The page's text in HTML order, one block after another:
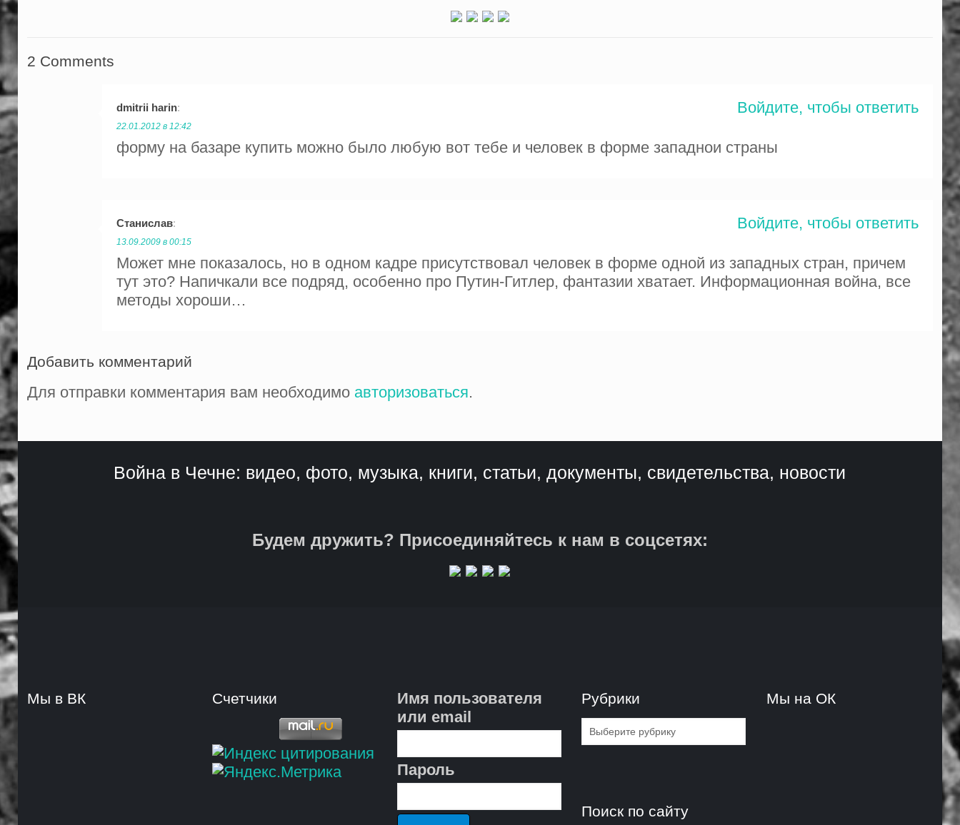
2 Comments
dmitrii harin:
22.01.2012 в 12:42
форму на базаре купить можно было любую вот тебе и человек в форме западнои страны
Войдите, чтобы ответить
Станислав:
13.09.2009 в 00:15
Может мне показалось, но в одном кадре присутствовал человек в форме одной из западных стран, причем
тут это? Напичкали все подряд, особенно про Путин-Гитлер, фантазии хватает. Информационная война, все
методы хороши…
Войдите, чтобы ответить
Добавить комментарий
Для отправки комментария вам необходимо авторизоваться.
Война в Чечне: видео, фото, музыка, книги, статьи, документы, свидетельства, новости
Будем дружить? Присоединяйтесь к нам в соцсетях:
Мы в ВК Счетчики
Имя пользователя
или email
Пароль
Рубрики
Рубрики
Поиск по сайту
Мы на ОК